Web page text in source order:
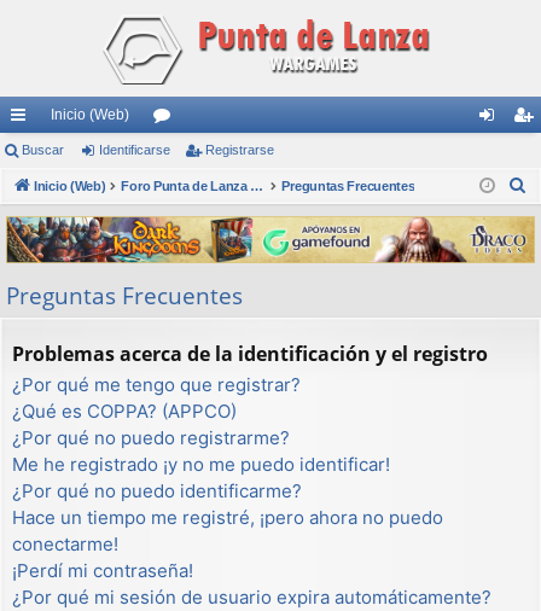
nl
ac
es
rá
pi
Inicio (Web)
or
os nti
fic
ar
ist
ra
rs
Buscar Identificarse Registrarse
Inicio (Web) Foro Punta de Lanza Wargames Preguntas Frecuentes
s
c
r
Preguntas Frecuentes
Problemas acerca de la identificación y el registro
¿Por qué me tengo que registrar?
¿Qué es COPPA? (APPCO)
¿Por qué no puedo registrarme?
Me he registrado ¡y no me puedo identificar!
¿Por qué no puedo identificarme?
Hace un tiempo me registré, ¡pero ahora no puedo
conectarme!
¡Perdí mi contraseña!
¿Por qué mi sesión de usuario expira automáticamente?